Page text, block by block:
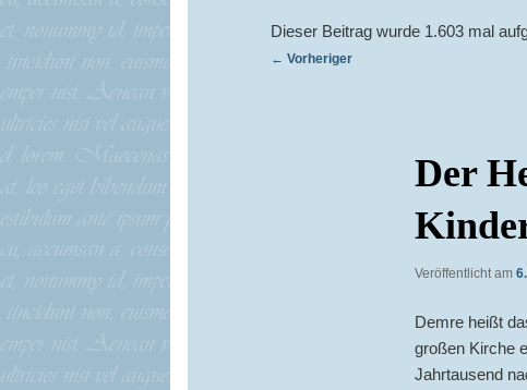
Dieser Beitrag wurde 1.603 mal
Beitragsnavigation
← Vorheriger
Der
Veröffentlicht am
Demre heißt
großen Kirche
Jahrtausend